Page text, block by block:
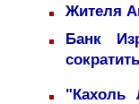
Жителя
Банк
"Кахоль